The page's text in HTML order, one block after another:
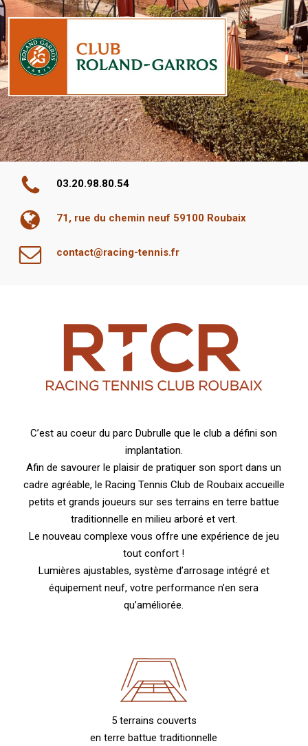
03.20.98.80.54
71, rue du chemin neuf 59100 Roubaix
contact@racing-tennis.fr
C’est au coeur du parc Dubrulle que le club a défini son
implantation.
Afin de savourer le plaisir de pratiquer son sport dans un
cadre agréable, le Racing Tennis Club de Roubaix accueille
petits et grands joueurs sur ses terrains en terre battue
traditionnelle en milieu arboré et vert.
Le nouveau complexe vous offre une expérience de jeu
tout confort !
Lumières ajustables, système d’arrosage intégré et
équipement neuf, votre performance n’en sera
qu’améliorée.
5 terrains couverts
en terre battue traditionnelle